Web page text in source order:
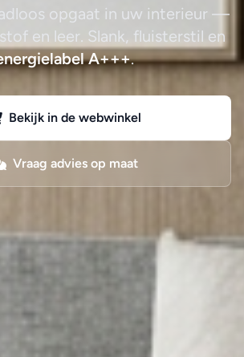
opgaat in uw interieur —
en leer. Slank, fluisterstil en
A+++.
Bekijk in de webwinkel
Vraag advies op maat